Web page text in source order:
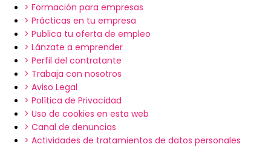
> Formación para empresas
> Prácticas en tu empresa
> Publica tu oferta de empleo
> Lánzate a emprender
> Perfil del contratante
> Trabaja con nosotros
> Aviso Legal
> Política de Privacidad
> Uso de cookies en esta web
> Canal de denuncias
> Actividades de tratamientos de datos personales